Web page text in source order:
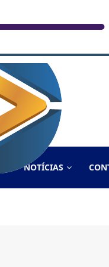
NOTÍCIAS